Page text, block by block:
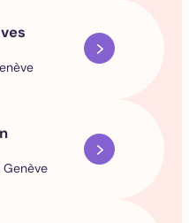
Genève